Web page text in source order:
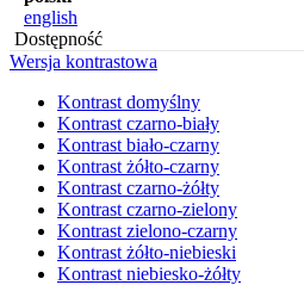
english
Dostępność
Wersja kontrastowa
Kontrast domyślny
Kontrast czarno-biały
Kontrast biało-czarny
Kontrast żółto-czarny
Kontrast czarno-żółty
Kontrast czarno-zielony
Kontrast zielono-czarny
Kontrast żółto-niebieski
Kontrast niebiesko-żółty